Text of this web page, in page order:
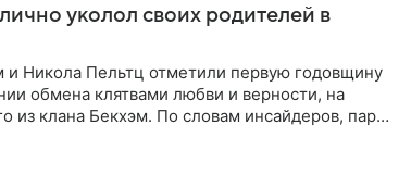
уколол своих родителей в
и Никола Пельтц отметили первую годовщину
обмена клятвами любви и верности, на
из клана Бекхэм. По словам инсайдеров, пара